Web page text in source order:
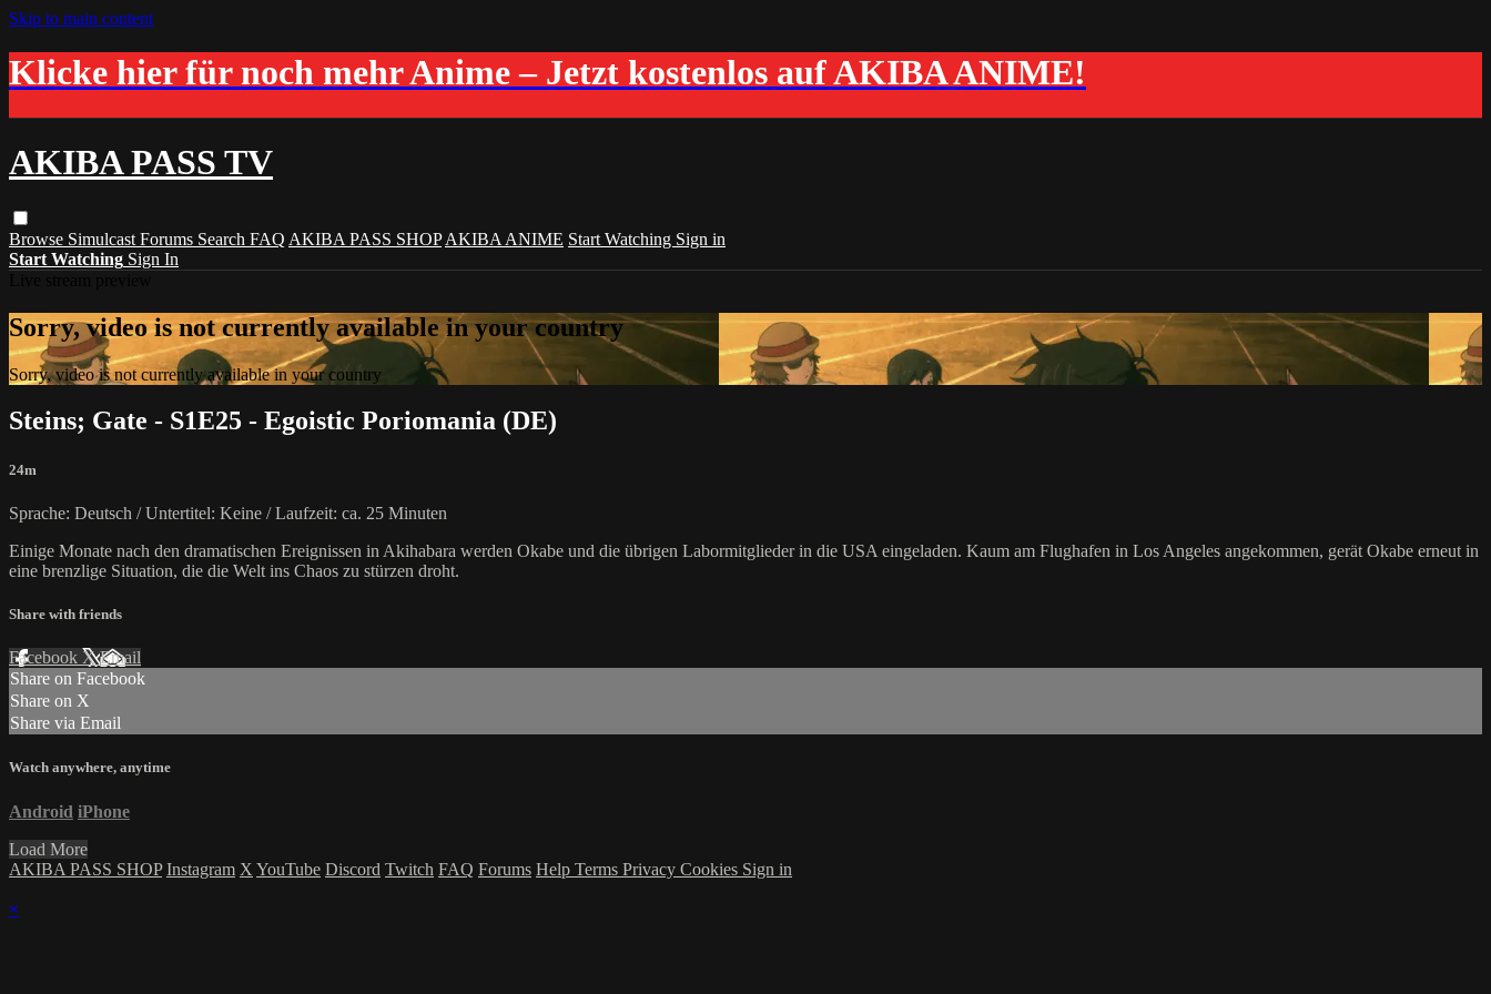
Skip to main content
Klicke hier für noch mehr Anime – Jetzt kostenlos auf AKIBA ANIME!
AKIBA PASS TV
Browse Simulcast Forums Search FAQ AKIBA PASS SHOP AKIBA ANIME Start Watching Sign in
Start Watching Sign In
Sorry, video is not currently available in your country
Sorry, video is not currently available in your country
Steins; Gate - S1E25 - Egoistic Poriomania (DE)
24m
Sprache: Deutsch / Untertitel: Keine / Laufzeit: ca. 25 Minuten
Einige Monate nach den dramatischen Ereignissen in Akihabara werden Okabe und die übrigen Labormitglieder in die USA eingeladen. Kaum am Flughafen in Los Angeles angekommen, gerät Okabe erneut in
eine brenzlige Situation, die die Welt ins Chaos zu stürzen droht.
Share with friends
Facebook XEmail
Share on Facebook
Share on X
Share via Email
Watch anywhere, anytime
Android iPhone
Load More
AKIBA PASS SHOP Instagram X YouTube Discord Twitch FAQ Forums Help Terms Privacy Cookies Sign in
×